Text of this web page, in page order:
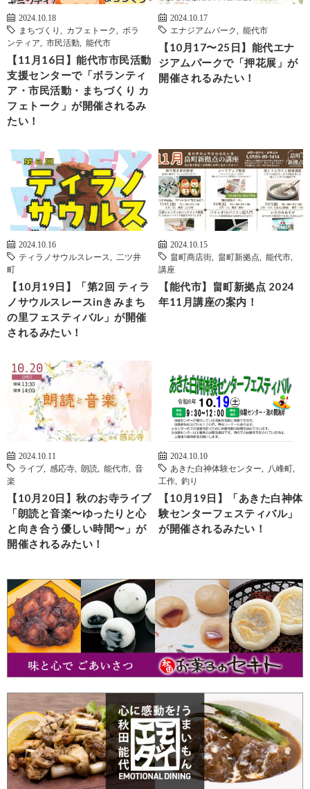
2024.10.18
まちづくり
カフェトーク
ボラ
ンティア
市民活動 能代市
【11月16日】能代市市民活動
支援センターで「ボランティ
ア・市民活動・まちづくり カ
フェトーク」が開催されるみ
たい！
2024.10.17
エナジアムパーク
能代市
【10月17〜25日】能代エナ
ジアムパークで「押花展」が
開催されるみたい！
2024.10.16
ティラノサウルスレース
二ツ井
町
【10月19日】「第2回 ティラ
ノサウルスレースinきみまち
の里フェスティバル」が開催
されるみたい！
2024.10.15
畠町商店街
畠町新拠点 能代市
講座
【能代市】畠町新拠点 2024
年11月講座の案内！
2024.10.11
ライブ
感応寺 朗読 能代市
音
楽
【10月20日】秋のお寺ライブ
「朗読と音楽〜ゆったりと心
と向き合う優しい時間〜」が
開催されるみたい！
2024.10.10
あきた白神体験センター
八峰町
工作
釣り
【10月19日】「あきた白神体
験センターフェスティバル」
が開催されるみたい！